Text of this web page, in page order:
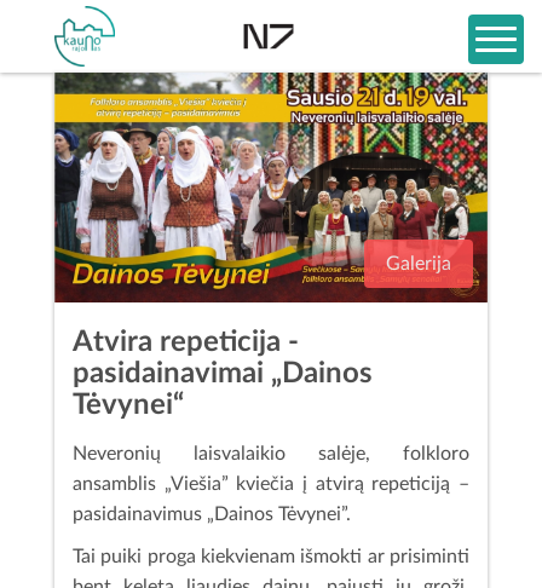
Galerija
Atvira repeticija -
pasidainavimai „Dainos
Tėvynei“
Neveronių laisvalaikio salėje, folkloro
ansamblis „Viešia” kviečia į atvirą repeticiją –
pasidainavimus „Dainos Tėvynei”.
Tai puiki proga kiekvienam išmokti ar prisiminti